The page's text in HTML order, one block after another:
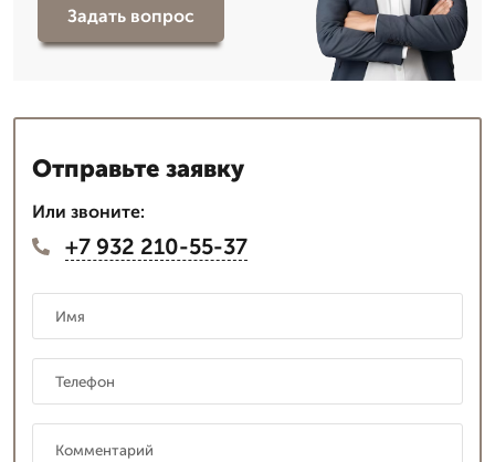
Задать вопрос
Отправьте заявку
Или звоните:
+7 932 210-55-37